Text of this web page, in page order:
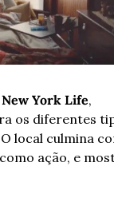
New York Life,
os diferentes
local culmina
ação, e